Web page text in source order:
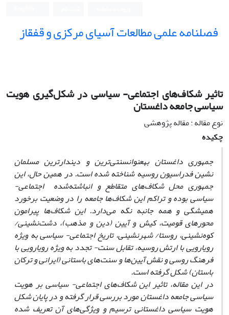
فصلنامه علمی مطالعات آسیای مرکزی و قفقاز
تاثیر شکاف‌های اجتماعی- سیاسی در شکل‌گیری هویت
سیاسی جامعه داغستان
نوع مقاله : مقاله پژوهشی
چکیده
جمهوری داغستان بهعنوانسنتی‌ترین و دیندارترین مسلمان
نشین فدراسیون روسیه شناخته شده است. در همین حال، این
جمهوری محل شکاف‌های متقاطع و انباشته‌شده اجتماعی-
سیاسی بوده و تراکم این شکاف‌ها جامعه را در وضعیت برخورد
همیشگی و همه جانبه نگه می‌دارد. این شکاف‌ها پیرامون
محورهای قومیت، کیش و آیین (دین و مذهب)، دشت‌نشینی/
کوه‌نشینی،روستا/ شهرنشینی، تاریخ اجتماعی- سیاسی به ویژه
رویارویی با ارتش روسیه، تقابل سنت- تجدد به ویژه رویارویی با
فرهنگ روسی و نقش آیین‌ها و سنت‌های باستانی (ایرانی و ترکان
باستان) شکل گرفته است.
در این مقاله، تاثیر این شکاف‌های اجتماعی- سیاسی بر هویت
سیاسی جامعه داغستان مورد بررسی قرار گرفته و در پایان شکل
هویت سیاسی داغستانی ترسیم و ویژگی‌های آن تعریف شده